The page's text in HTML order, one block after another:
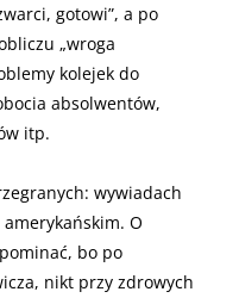
gotowi”, a po
„wroga
kolejek do
absolwentów,
itp.
wywiadach
O
bo po
nikt przy zdrowych